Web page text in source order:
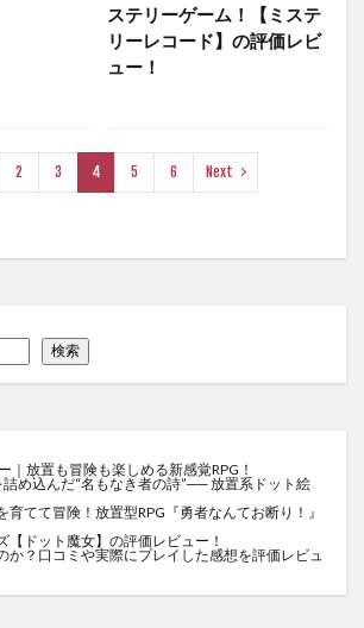
ステリーゲーム！【ミステ
リーレコード】の評価レビ
ュー！
2 3 4 5 6 Next
検索
｜放置も冒険も楽しめる新感覚RPG！
め込んだ“名もなき者の詩”── 放置系ドット絵
てて冒険！放置型RPG『勇者なんてお断り！』
【ドット魔女】の評価レビュー！
か？口コミや実際にプレイした感想を評価レビュ